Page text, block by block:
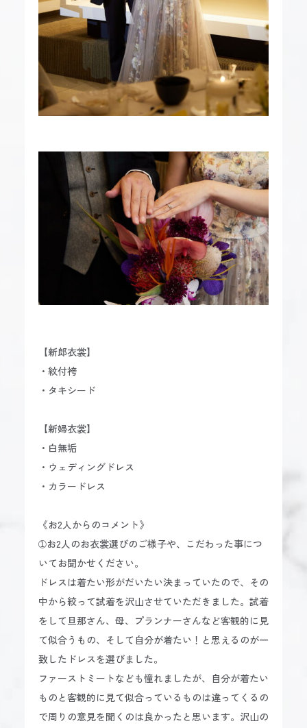
【新郎衣裳】
・紋付袴
・タキシード
【新婦衣裳】
・白無垢
・ウェディングドレス
・カラードレス
《お2人からのコメント》
➀お2人のお衣裳選びのご様子や、こだわった事につ
いてお聞かせください。
ドレスは着たい形がだいたい決まっていたので、その
中から絞って試着を沢山させていただきました。試着
をして旦那さん、母、プランナーさんなど客観的に見
て似合うもの、そして自分が着たい！と思えるのが一
致したドレスを選びました。
ファーストミートなども憧れましたが、自分が着たい
ものと客観的に見て似合っているものは違ってくるの
で周りの意見を聞くのは良かったと思います。沢山の